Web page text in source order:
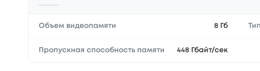
Объем видеопамяти 8 Гб
Пропускная способность памяти 448 Гбайт/сек